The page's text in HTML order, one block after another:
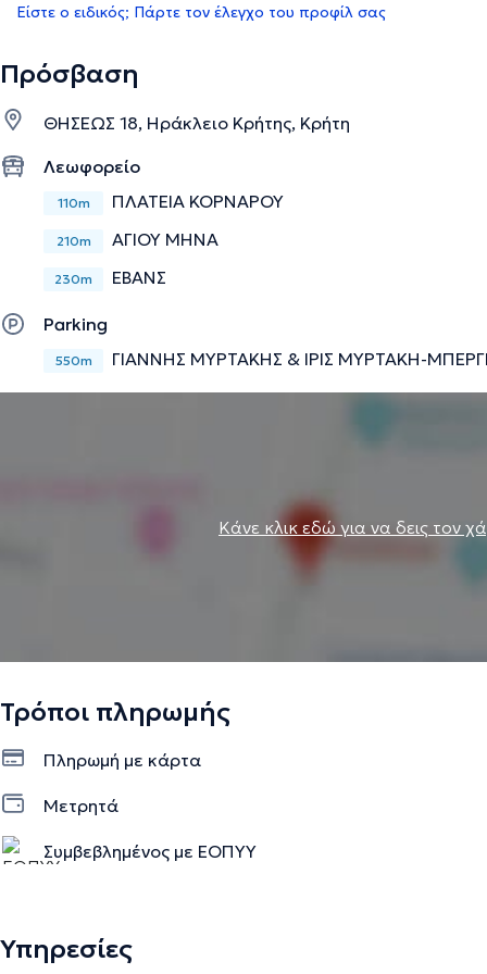
Είστε ο ειδικός; Πάρτε τον έλεγχο του προφίλ σας
Πρόσβαση
ΘΗΣΕΩΣ 18, Ηράκλειο Κρήτης, Κρήτη
Λεωφορείο
110m ΠΛΑΤΕΙΑ ΚΟΡΝΑΡΟΥ
210m ΑΓΙΟΥ ΜΗΝΑ
230m ΕΒΑΝΣ
Parking
550m ΓΙΑΝΝΗΣ ΜΥΡΤΑΚΗΣ & ΙΡΙΣ ΜΥΡΤΑΚΗ-
Κάνε κλικ εδώ για να δεις τον
Τρόποι πληρωμής
Πληρωμή με κάρτα
Μετρητά
Συμβεβλημένος με ΕΟΠΥΥ
Υπηρεσίες